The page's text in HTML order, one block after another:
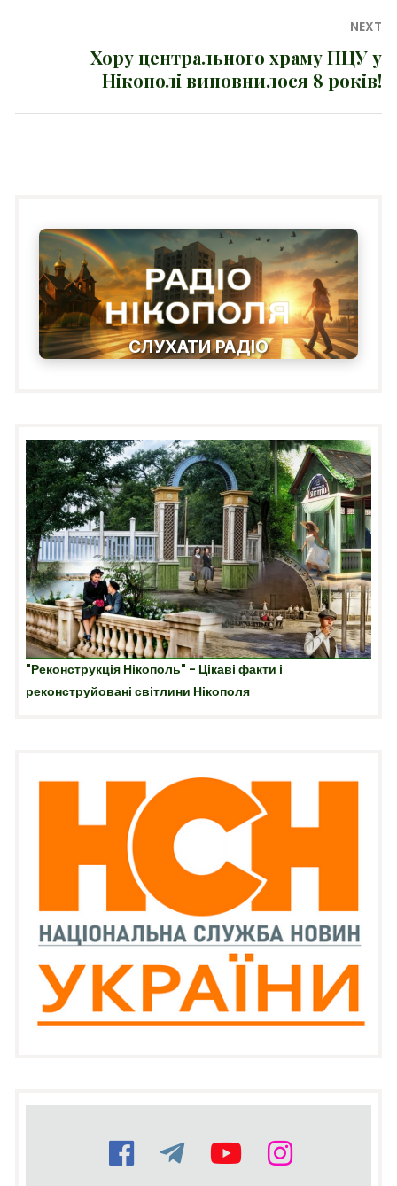
NEXT
Хору центрального храму ПЦУ у
Нікополі виповнилося 8 років!
СЛУХАТИ РАДІО
"Реконструкція Нікополь" - Цікаві факти і
реконструйовані світлини Нікополя